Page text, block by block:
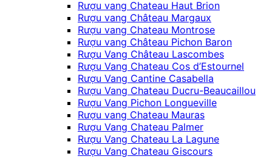
Rượu vang Chateau Haut Brion
Rượu vang Château Margaux
Rượu vang Chateau Montrose
Rượu vang Château Pichon Baron
Rượu Vang Château Lascombes
Rượu Vang Chateau Cos d’Estournel
Rượu Vang Cantine Casabella
Rượu Vang Chateau Ducru-Beaucaillou
Rượu Vang Pichon Longueville
Rượu vang Chateau Mauras
Rượu Vang Chateau Palmer
Rượu Vang Chateau La Lagune
Rượu Vang Chateau Giscours